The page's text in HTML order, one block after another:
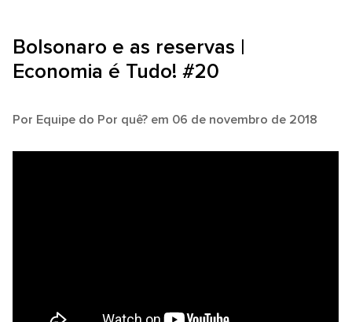
Bolsonaro e as reservas |
Economia é Tudo! #20
Por Equipe do Por quê? em 06 de novembro de 2018